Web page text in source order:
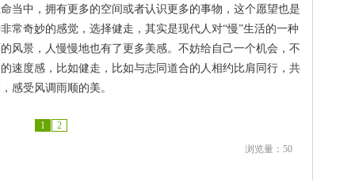
当中，拥有更多的空间或者认识更多的事物，这个愿望也是
常奇妙的感觉，选择健走，其实是现代人对“慢”生活的一种
风景，人慢慢地也有了更多美感。不妨给自己一个机会，不
速度感，比如健走，比如与志同道合的人相约比肩同行，共
感受风调雨顺的美。
1 2
浏览量： 50